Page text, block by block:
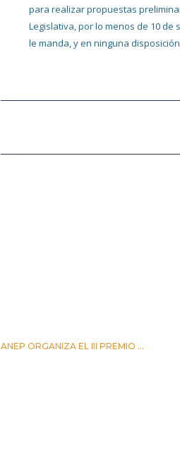
para realizar propuestas
Legislativa, por lo menos de 10
le manda, y en ninguna
ANEP ORGANIZA EL III PREMIO ...